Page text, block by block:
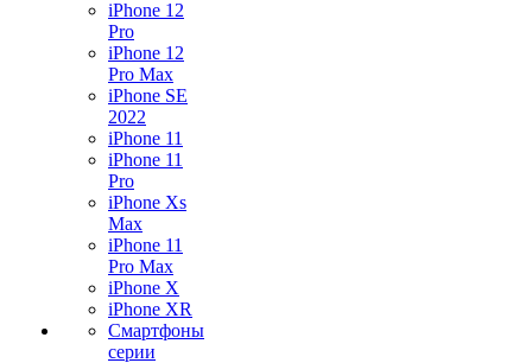
iPhone 12
Pro
iPhone 12
Pro Max
iPhone SE
2022
iPhone 11
iPhone 11
Pro
iPhone Xs
Max
iPhone 11
Pro Max
iPhone X
iPhone XR
Смартфоны
серии